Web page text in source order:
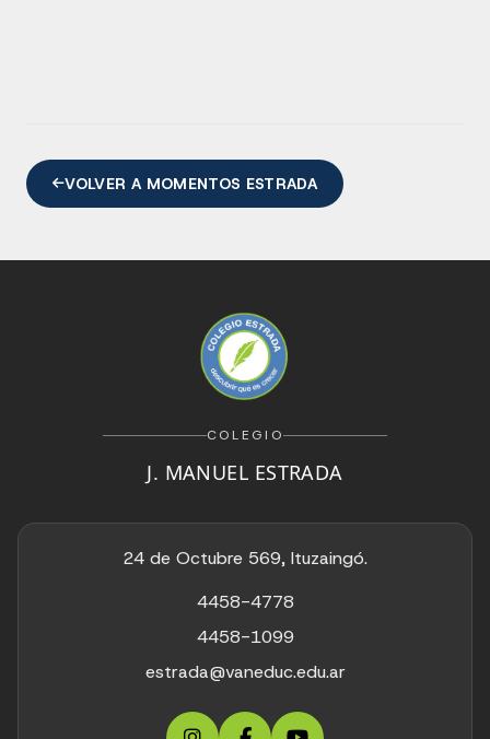
VOLVER A MOMENTOS ESTRADA
COLEGIO
J. MANUEL ESTRADA
24 de Octubre 569, Ituzaingó.
4458-4778
4458-1099
estrada@vaneduc.edu.ar